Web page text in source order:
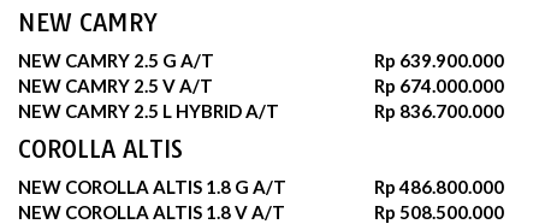
NEW CAMRY
NEW CAMRY 2.5 G A/T
Rp 639.900.000
NEW CAMRY 2.5 V A/T
Rp 674.000.000
NEW CAMRY 2.5 L HYBRID A/T
Rp 836.700.000
COROLLA ALTIS
NEW COROLLA ALTIS 1.8 G A/T
Rp 486.800.000
NEW COROLLA ALTIS 1.8 V A/T
Rp 508.500.000